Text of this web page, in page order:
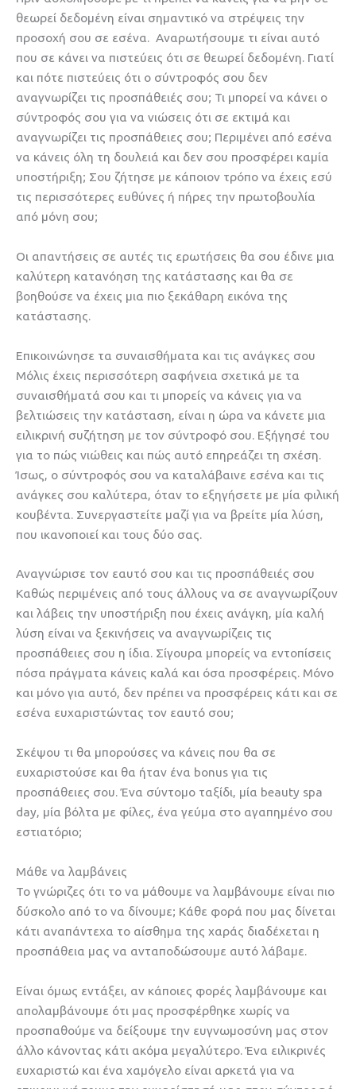
θεωρεί δεδομένη είναι σημαντικό να στρέψεις την
προσοχή σου σε εσένα. Αναρωτήσουμε τι είναι αυτό
που σε κάνει να πιστεύεις ότι σε θεωρεί δεδομένη. Γιατί
και πότε πιστεύεις ότι ο σύντροφός σου δεν
αναγνωρίζει τις προσπάθειές σου; Τι μπορεί να κάνει ο
σύντροφός σου για να νιώσεις ότι σε εκτιμά και
αναγνωρίζει τις προσπάθειες σου; Περιμένει από εσένα
να κάνεις όλη τη δουλειά και δεν σου προσφέρει καμία
υποστήριξη; Σου ζήτησε με κάποιον τρόπο να έχεις εσύ
τις περισσότερες ευθύνες ή πήρες την πρωτοβουλία
από μόνη σου;
Οι απαντήσεις σε αυτές τις ερωτήσεις θα σου έδινε μια
καλύτερη κατανόηση της κατάστασης και θα σε
βοηθούσε να έχεις μια πιο ξεκάθαρη εικόνα της
κατάστασης.
Επικοινώνησε τα συναισθήματα και τις ανάγκες σου
Μόλις έχεις περισσότερη σαφήνεια σχετικά με τα
συναισθήματά σου και τι μπορείς να κάνεις για να
βελτιώσεις την κατάσταση, είναι η ώρα να κάνετε μια
ειλικρινή συζήτηση με τον σύντροφό σου. Εξήγησέ του
για το πώς νιώθεις και πώς αυτό επηρεάζει τη σχέση.
Ίσως, ο σύντροφός σου να καταλάβαινε εσένα και τις
ανάγκες σου καλύτερα, όταν το εξηγήσετε με μία φιλική
κουβέντα. Συνεργαστείτε μαζί για να βρείτε μία λύση,
που ικανοποιεί και τους δύο σας.
Αναγνώρισε τον εαυτό σου και τις προσπάθειές σου
Καθώς περιμένεις από τους άλλους να σε αναγνωρίζουν
και λάβεις την υποστήριξη που έχεις ανάγκη, μία καλή
λύση είναι να ξεκινήσεις να αναγνωρίζεις τις
προσπάθειες σου η ίδια. Σίγουρα μπορείς να εντοπίσεις
πόσα πράγματα κάνεις καλά και όσα προσφέρεις. Μόνο
και μόνο για αυτό, δεν πρέπει να προσφέρεις κάτι και σε
εσένα ευχαριστώντας τον εαυτό σου;
Σκέψου τι θα μπορούσες να κάνεις που θα σε
ευχαριστούσε και θα ήταν ένα bonus για τις
προσπάθειες σου. Ένα σύντομο ταξίδι, μία beauty spa
day, μία βόλτα με φίλες, ένα γεύμα στο αγαπημένο σου
εστιατόριο;
Μάθε να λαμβάνεις
Το γνώριζες ότι το να μάθουμε να λαμβάνουμε είναι πιο
δύσκολο από το να δίνουμε; Κάθε φορά που μας δίνεται
κάτι αναπάντεχα το αίσθημα της χαράς διαδέχεται η
προσπάθεια μας να ανταποδώσουμε αυτό λάβαμε.
Είναι όμως εντάξει, αν κάποιες φορές λαμβάνουμε και
απολαμβάνουμε ότι μας προσφέρθηκε χωρίς να
προσπαθούμε να δείξουμε την ευγνωμοσύνη μας στον
άλλο κάνοντας κάτι ακόμα μεγαλύτερο. Ένα ειλικρινές
ευχαριστώ και ένα χαμόγελο είναι αρκετά για να